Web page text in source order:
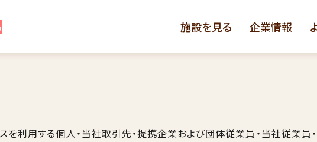
施設を見る 企業情報
を利用する個人・当社取引先・提携企業および団体従業員・当社従業員